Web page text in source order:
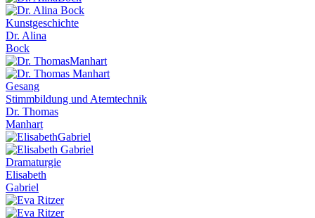
Kunstgeschichte
Dr. Alina
Bock
Gesang
Stimmbildung und Atemtechnik
Dr. Thomas
Manhart
Dramaturgie
Elisabeth
Gabriel